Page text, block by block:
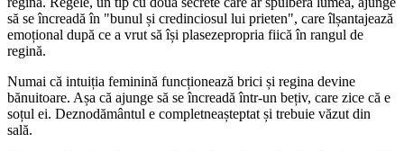
să se încreadă în "bunul și credinciosul lui prieten", care îlșantajează
emoțional după ce a vrut să își plasezepropria fiică în rangul de
regină.
Numai că intuiția feminină funcționează brici și regina devine
bănuitoare. Așa că ajunge să se încreadă într-un bețiv, care zice că e
soțul ei. Deznodământul e completneașteptat și trebuie văzut din
sală.